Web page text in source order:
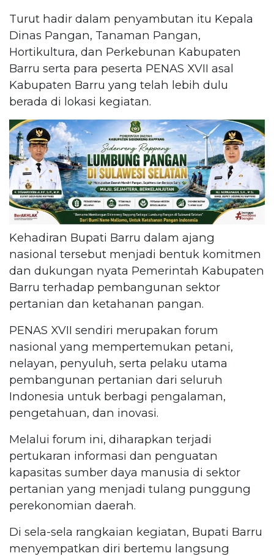
Turut hadir dalam penyambutan itu Kepala
Dinas Pangan, Tanaman Pangan,
Hortikultura, dan Perkebunan Kabupaten
Barru serta para peserta PENAS XVII asal
Kabupaten Barru yang telah lebih dulu
berada di lokasi kegiatan.
Kehadiran Bupati Barru dalam ajang
nasional tersebut menjadi bentuk komitmen
dan dukungan nyata Pemerintah Kabupaten
Barru terhadap pembangunan sektor
pertanian dan ketahanan pangan.
PENAS XVII sendiri merupakan forum
nasional yang mempertemukan petani,
nelayan, penyuluh, serta pelaku utama
pembangunan pertanian dari seluruh
Indonesia untuk berbagi pengalaman,
pengetahuan, dan inovasi.
Melalui forum ini, diharapkan terjadi
pertukaran informasi dan penguatan
kapasitas sumber daya manusia di sektor
pertanian yang menjadi tulang punggung
perekonomian daerah.
Di sela-sela rangkaian kegiatan, Bupati Barru
menyempatkan diri bertemu langsung